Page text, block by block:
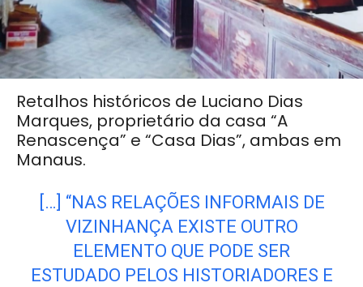
Retalhos históricos de Luciano Dias
Marques, proprietário da casa “A
Renascença” e “Casa Dias”, ambas em
Manaus.
[…] “NAS RELAÇÕES INFORMAIS DE
VIZINHANÇA EXISTE OUTRO
ELEMENTO QUE PODE SER
ESTUDADO PELOS HISTORIADORES E